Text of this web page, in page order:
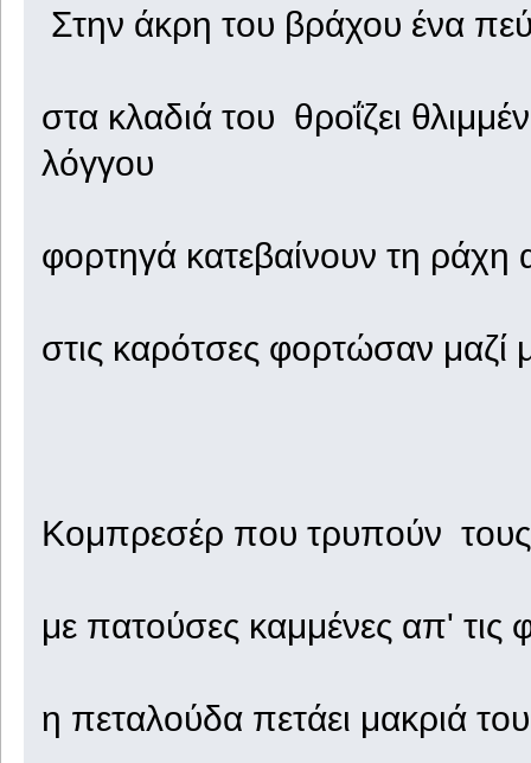
Στην άκρη του βράχου ένα
στα κλαδιά του θροΐζει
λόγγου
φορτηγά κατεβαίνουν τη ράχη
στις καρότσες φορτώσαν
Κομπρεσέρ που τρυπούν τους
με πατούσες καμμένες απ' τις
η πεταλούδα πετάει μακριά